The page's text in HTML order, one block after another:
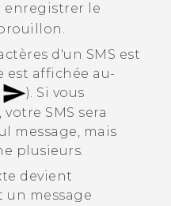
enregistrer le
d'un SMS est
est affichée au-
). Si vous
SMS sera
message, mais
plusieurs.
devient
message